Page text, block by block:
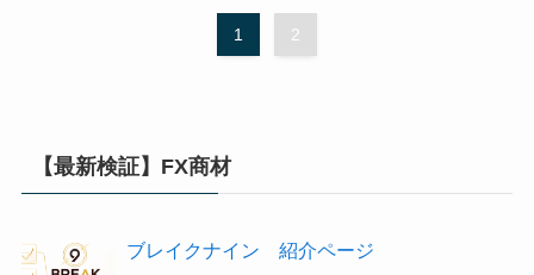
1 2
【最新検証】FX商材
ブレイクナイン 紹介ページ